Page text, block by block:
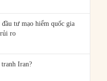
tư mạo hiểm quốc gia
ro
Iran?